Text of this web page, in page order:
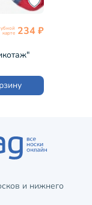
карте 234 ₽
и нижнего